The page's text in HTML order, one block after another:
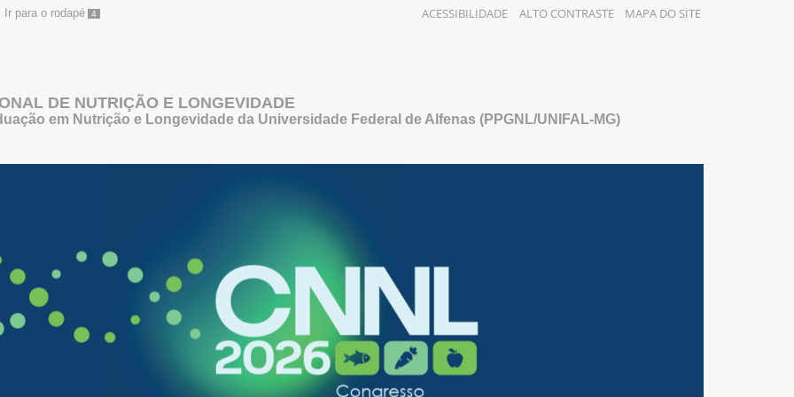
Ir para o rodapé 4 ACESSIBILIDADE ALTO CONTRASTE MAPA DO SITE
DE NUTRIÇÃO E LONGEVIDADE
em Nutrição e Longevidade da Universidade Federal de Alfenas (PPGNL/UNIFAL-MG)